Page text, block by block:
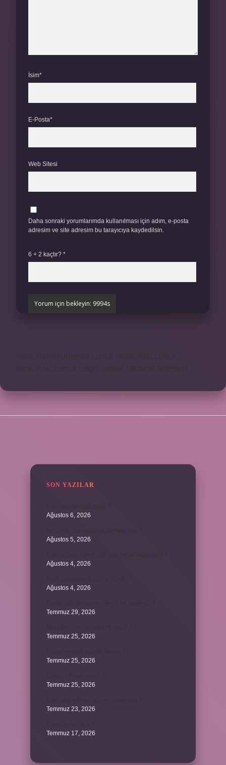
İsim*
E-Posta*
Web Sitesi
Daha sonraki yorumlarımda kullanılması için adım, e-posta
adresim ve site adresim bu tarayıcıya kaydedilsin.
6 + 2 kaçtır? *
SON YAZILAR
Ağustos 6, 2026
Ağustos 5, 2026
Ağustos 4, 2026
Ağustos 4, 2026
Temmuz 29, 2026
Temmuz 25, 2026
Temmuz 25, 2026
Temmuz 25, 2026
Temmuz 23, 2026
Temmuz 17, 2026